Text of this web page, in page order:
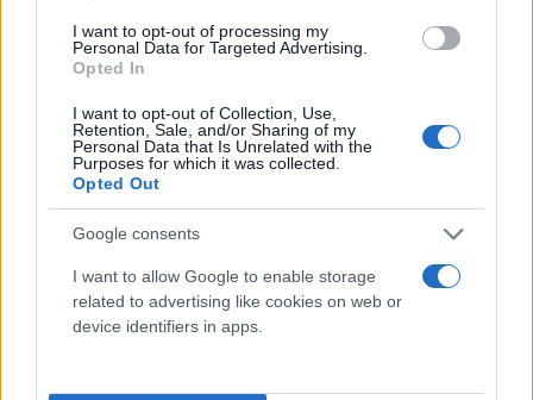
I want to opt-out of processing my
Personal Data for Targeted Advertising.
Opted In
I want to opt-out of Collection, Use,
Retention, Sale, and/or Sharing of my
Personal Data that Is Unrelated with the
Purposes for which it was collected.
Opted Out
Google consents
I want to allow Google to enable storage
related to advertising like cookies on web or
device identifiers in apps.
Κατά πληροφορίες ο οδηγός ενώπιον του ανακριτή υποστήριξε
ότι δεν θυμάται τι συνέβη.